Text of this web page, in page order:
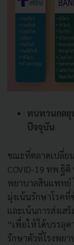
ทบทวนกลยุ
ปัจจุบัน
ขณะที่ตลาดเปลี่ย
COVID-19 ทพ.ฐิ
พยาบาลสินแพทย์
มุ่งเน้นรักษาโรคที่
และเน้นการส่งเส
“เพื่อให้ได้บรรลุต
รักษาตัวที่โรงพย